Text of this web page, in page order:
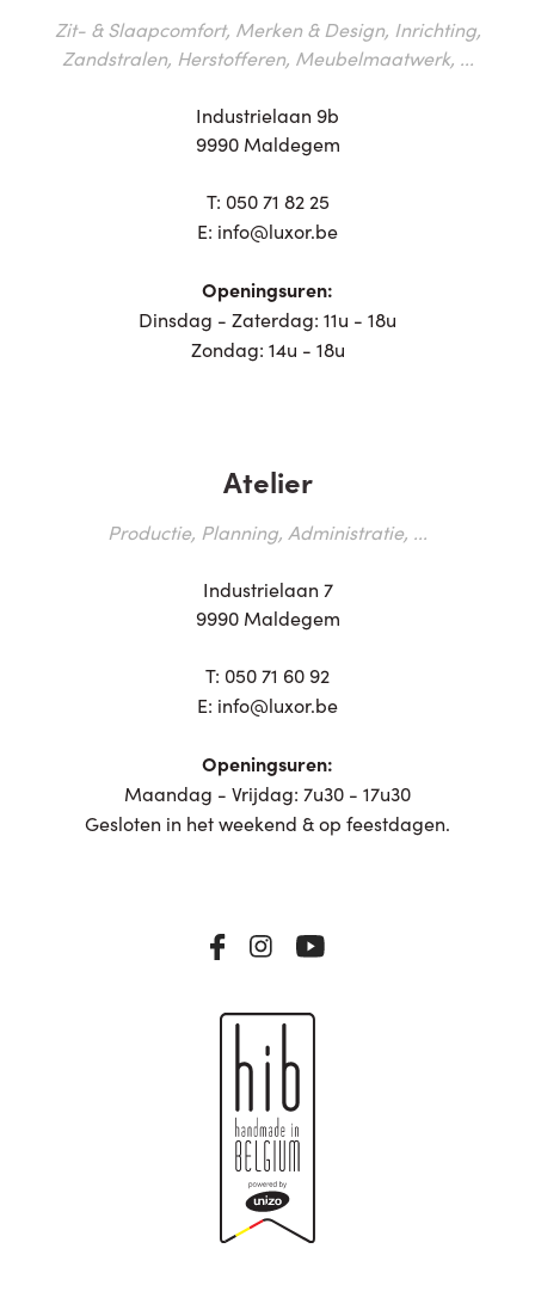
Zit- & Slaapcomfort, Merken & Design, Inrichting,
Zandstralen, Herstofferen, Meubelmaatwerk, ...
Industrielaan 9b
9990 Maldegem
T: 050 71 82 25
E: info@luxor.be
Openingsuren:
Dinsdag - Zaterdag: 11u - 18u
Zondag: 14u - 18u
Atelier
Productie, Planning, Administratie, ...
Industrielaan 7
9990 Maldegem
T: 050 71 60 92
E: info@luxor.be
Openingsuren:
Maandag - Vrijdag: 7u30 - 17u30
Gesloten in het weekend & op feestdagen.